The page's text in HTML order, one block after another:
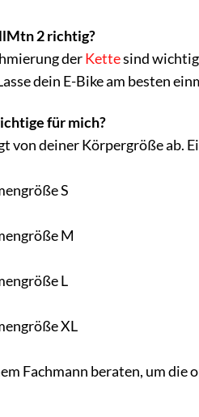
2 richtig?
derKettesind wichtig
dein E-Bike am besten
für mich?
von deiner Körpergröße ab.
S
M
L
XL
Fachmann beraten, um die